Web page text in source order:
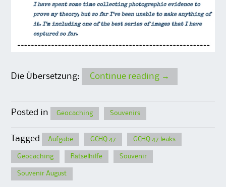
Die Übersetzung: Continue reading →
Posted in Geocaching Souvenirs
Tagged Aufgabe GCHQ 47 GCHQ 47 leaks
Geocaching Rätselhilfe Souvenir
Souvenir August